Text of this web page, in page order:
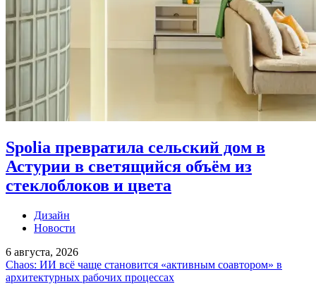
Spolia превратила сельский дом в
Астурии в светящийся объём из
стеклоблоков и цвета
Дизайн
Новости
6 августа, 2026
Chaos: ИИ всё чаще становится «активным соавтором» в
архитектурных рабочих процессах